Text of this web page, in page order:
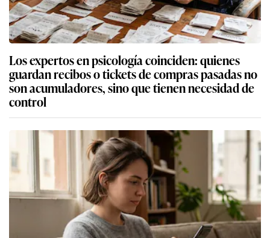
Los expertos en psicología coinciden: quienes
guardan recibos o tickets de compras pasadas no
son acumuladores, sino que tienen necesidad de
control